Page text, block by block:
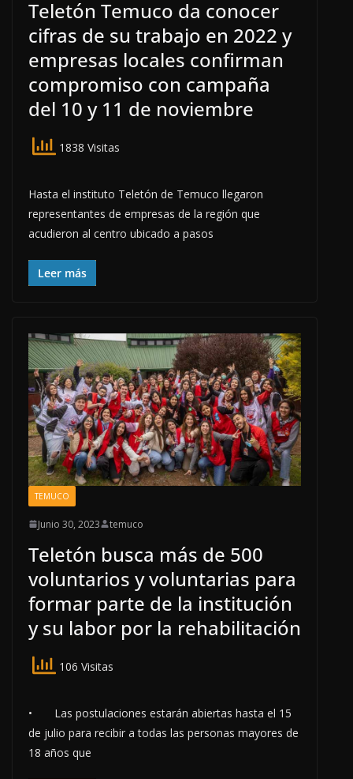
Teletón Temuco da conocer
cifras de su trabajo en 2022 y
empresas locales confirman
compromiso con campaña
del 10 y 11 de noviembre
1838 Visitas
Hasta el instituto Teletón de Temuco llegaron
representantes de empresas de la región que
acudieron al centro ubicado a pasos
Leer más
TEMUCO
Junio 30, 2023 temuco
Teletón busca más de 500
voluntarios y voluntarias para
formar parte de la institución
y su labor por la rehabilitación
106 Visitas
• Las postulaciones estarán abiertas hasta el 15
de julio para recibir a todas las personas mayores de
18 años que